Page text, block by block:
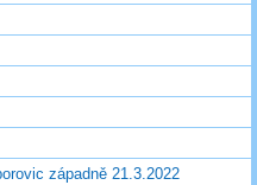
západně 21.3.2022